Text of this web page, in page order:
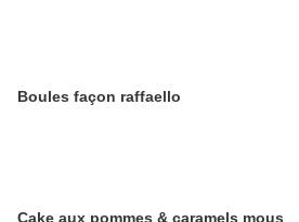
Boules façon raffaello
Cake aux pommes & caramels mous